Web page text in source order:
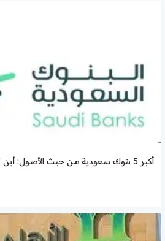
أكبر 5 بنوك سعودية من حيث الأصول: أين تضع أموالك بأمان؟